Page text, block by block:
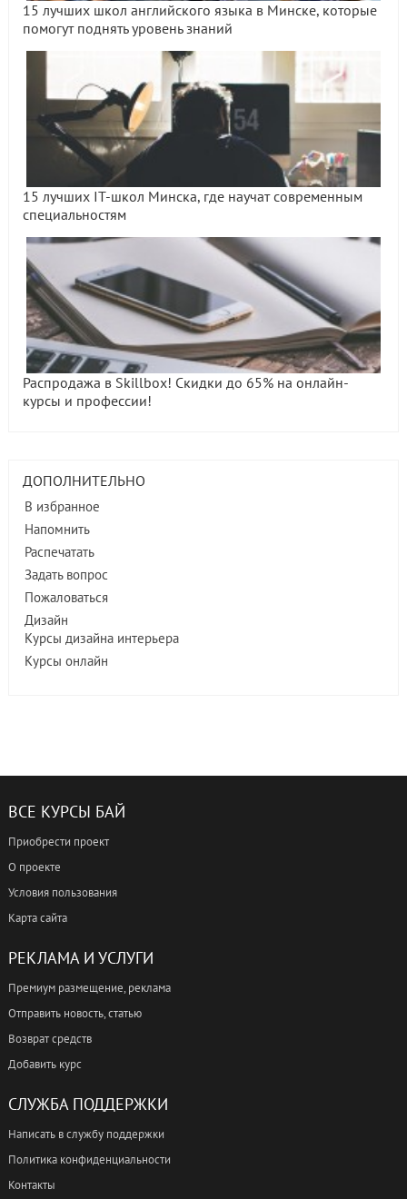
15 лучших школ английского языка в Минске, которые
помогут поднять уровень знаний
15 лучших IT-школ Минска, где научат современным
специальностям
Распродажа в Skillbox! Скидки до 65% на онлайн-
курсы и профессии!
ДОПОЛНИТЕЛЬНО
В избранное
Напомнить
Распечатать
Задать вопрос
Пожаловаться
Дизайн
Курсы дизайна интерьера
Курсы онлайн
ВСЕ КУРСЫ БАЙ
Приобрести проект
О проекте
Условия пользования
Карта сайта
РЕКЛАМА И УСЛУГИ
Премиум размещение, реклама
Отправить новость, статью
Возврат средств
Добавить курс
СЛУЖБА ПОДДЕРЖКИ
Написать в службу поддержки
Политика конфиденциальности
Контакты